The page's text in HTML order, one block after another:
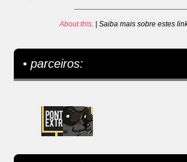
About this. | Saiba mais sobre estes
• parceiros: